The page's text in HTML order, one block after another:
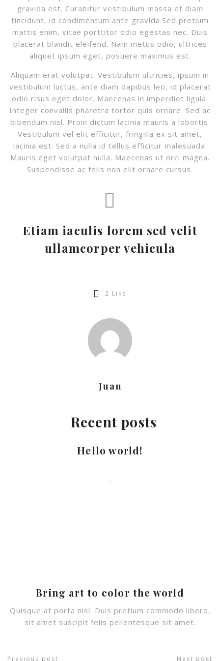
gravida est. Curabitur vestibulum massa et diam
tincidunt, id condimentum ante gravida.Sed pretium
mattis enim, vitae porttitor odio egestas nec. Duis
placerat blandit eleifend. Nam metus odio, ultrices
aliquet ipsum eget, posuere maximus est.
Aliquam erat volutpat. Vestibulum ultricies, ipsum in
vestibulum luctus, ante diam dapibus leo, id placerat
odio risus eget dolor. Maecenas in imperdiet ligula.
Integer convallis pharetra tortor quis ornare. Sed ac
bibendum nisl. Proin dictum lacinia mauris a lobortis.
Vestibulum vel elit efficitur, fringilla ex sit amet,
lacinia est. Sed a nulla id tellus efficitur malesuada.
Mauris eget volutpat nulla. Maecenas ut orci magna.
Suspendisse ac felis non elit ornare cursus.
Etiam iaculis lorem sed velit
ullamcorper vehicula
2 Like
Juan
Recent posts
Hello world!
Bring art to color the world
Quisque at porta nisl. Duis pretium commodo libero,
sit amet suscipit felis pellentesque sit amet.
Previous post Next post